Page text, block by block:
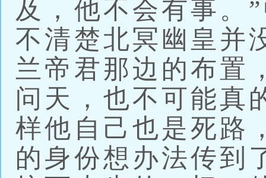
及，他不会有事。
不清楚北冥幽皇并
兰帝君那边的布置
问天，也不可能真
样他自己也是死路
的身份想办法传到